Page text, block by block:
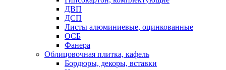
ДВП
ДСП
Листы алюминиевые, оцинкованные
ОСБ
Фанера
Облицовочная плитка, кафель
Бордюры, декоры, вставки